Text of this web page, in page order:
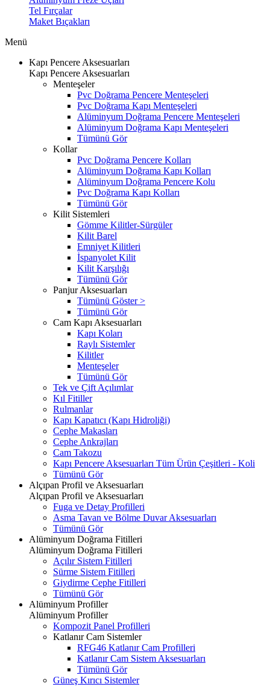
Tel Fırçalar
Maket Bıçakları
Menü
Kapı Pencere Aksesuarları
Kapı Pencere Aksesuarları
Menteşeler
Pvc Doğrama Pencere Menteşeleri
Pvc Doğrama Kapı Menteşeleri
Alüminyum Doğrama Pencere Menteşeleri
Alüminyum Doğrama Kapı Menteşeleri
Tümünü Gör
Kollar
Pvc Doğrama Pencere Kolları
Alüminyum Doğrama Kapı Kolları
Alüminyum Doğrama Pencere Kolu
Pvc Doğrama Kapı Kolları
Tümünü Gör
Kilit Sistemleri
Gömme Kilitler-Sürgüler
Kilit Barel
Emniyet Kilitleri
İspanyolet Kilit
Kilit Karşılığı
Tümünü Gör
Panjur Aksesuarları
Tümünü Göster >
Tümünü Gör
Cam Kapı Aksesuarları
Kapı Koları
Raylı Sistemler
Kilitler
Menteşeler
Tümünü Gör
Tek ve Çift Açılımlar
Kıl Fitiller
Rulmanlar
Kapı Kapatıcı (Kapı Hidroliği)
Cephe Makasları
Cephe Ankrajları
Cam Takozu
Kapı Pencere Aksesuarları Tüm Ürün Çeşitleri - Koli
Tümünü Gör
Alçıpan Profil ve Aksesuarları
Alçıpan Profil ve Aksesuarları
Fuga ve Detay Profilleri
Asma Tavan ve Bölme Duvar Aksesuarları
Tümünü Gör
Alüminyum Doğrama Fitilleri
Alüminyum Doğrama Fitilleri
Açılır Sistem Fitilleri
Sürme Sistem Fitilleri
Giydirme Cephe Fitilleri
Tümünü Gör
Alüminyum Profiller
Alüminyum Profiller
Kompozit Panel Profilleri
Katlanır Cam Sistemler
RFG46 Katlanır Cam Profilleri
Katlanır Cam Sistem Aksesuarları
Tümünü Gör
Güneş Kırıcı Sistemler